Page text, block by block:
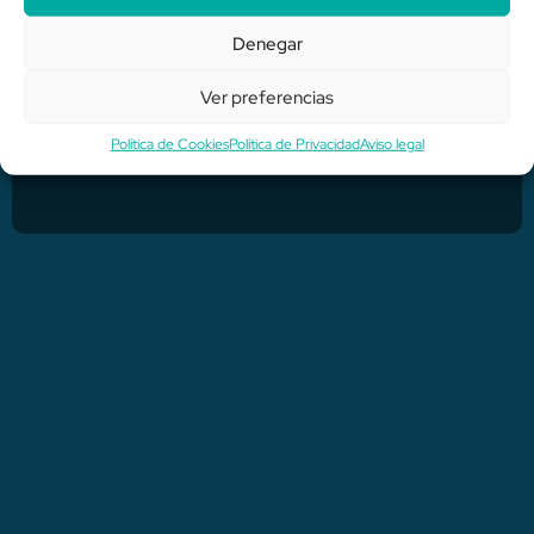
Denegar
Ver preferencias
Política de CookiesPolítica de PrivacidadAviso legal
todas tus bandejas de correo